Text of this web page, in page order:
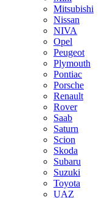
Mitsubishi
Nissan
NIVA
Opel
Peugeot
Plymouth
Pontiac
Porsche
Renault
Rover
Saab
Saturn
Scion
Skoda
Subaru
Suzuki
Toyota
UAZ